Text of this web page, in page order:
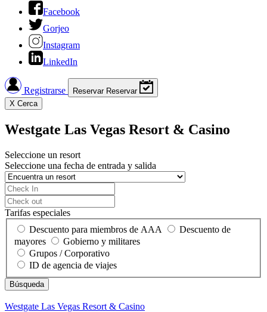
Facebook
Gorjeo
Instagram
LinkedIn
Registrarse Reservar Reservar
X Cerca
Westgate Las Vegas Resort & Casino
Seleccione un resort
Seleccione una fecha de entrada y salida
Tarifas especiales
Descuento para miembros de AAA
Descuento de
mayores
Gobierno y militares
Grupos / Corporativo
ID de agencia de viajes
Westgate Las Vegas Resort & Casino